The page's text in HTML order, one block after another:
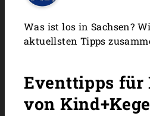
Was ist los in Sachsen?
aktuellsten Tipps
Eventtipps für
von